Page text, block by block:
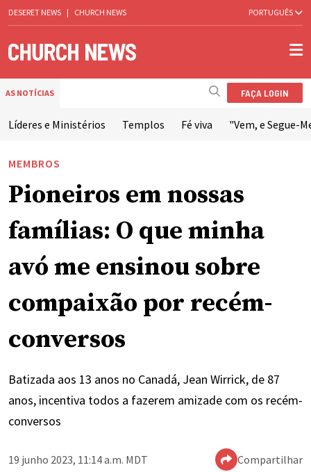
DESERET NEWS | CHURCH NEWS PORTUGUÊS
AS NOTÍCIAS FAÇA LOGIN
Líderes e Ministérios Templos Fé viva "Vem, e Segue-
MEMBROS
Pioneiros em nossas
famílias: O que minha
avó me ensinou sobre
compaixão por recém-
conversos
Batizada aos 13 anos no Canadá, Jean Wirrick, de 87
anos, incentiva todos a fazerem amizade com os recém-
conversos
19 junho 2023, 11:14 a.m. MDT Compartilhar